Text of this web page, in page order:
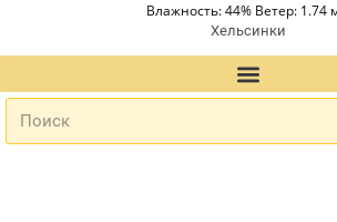
Влажность: 44% Ветер: 1.74
Хельсинки